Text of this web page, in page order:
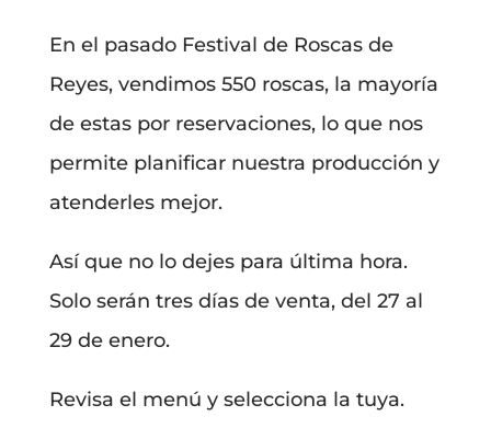
En el pasado Festival de Roscas de
Reyes, vendimos 550 roscas, la mayoría
de estas por reservaciones, lo que nos
permite planificar nuestra producción y
atenderles mejor.
Así que no lo dejes para última hora.
Solo serán tres días de venta, del 27 al
29 de enero.
Revisa el menú y selecciona la tuya.